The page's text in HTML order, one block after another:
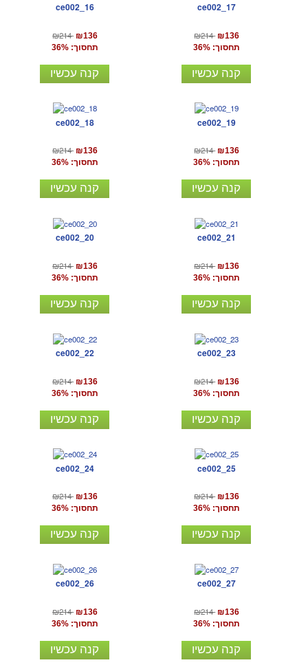
ce002_16
₪214 ₪136
תחסוך: 36%
קנה עכשיו
ce002_17
₪214 ₪136
תחסוך: 36%
קנה עכשיו
ce002_18
₪214 ₪136
תחסוך: 36%
קנה עכשיו
ce002_19
₪214 ₪136
תחסוך: 36%
קנה עכשיו
ce002_20
₪214 ₪136
תחסוך: 36%
קנה עכשיו
ce002_21
₪214 ₪136
תחסוך: 36%
קנה עכשיו
ce002_22
₪214 ₪136
תחסוך: 36%
קנה עכשיו
ce002_23
₪214 ₪136
תחסוך: 36%
קנה עכשיו
ce002_24
₪214 ₪136
תחסוך: 36%
קנה עכשיו
ce002_25
₪214 ₪136
תחסוך: 36%
קנה עכשיו
ce002_26
₪214 ₪136
תחסוך: 36%
קנה עכשיו
ce002_27
₪214 ₪136
תחסוך: 36%
קנה עכשיו